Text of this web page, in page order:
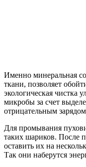
Именно минеральная
ткани, позволяет
экологическая чистка
микробы за счет
отрицательным
Для промывания
таких шариков. После
оставить их на
Так они наберутся